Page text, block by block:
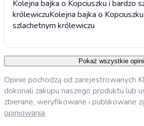
Kolejna bajka o Kopciuszku i bardzo
królewiczuKolejna bajka o
szlachetnym królewiczu
Pokaż wszystkie
Opinie pochodzą od zarejestrowanych
dokonali zakupu naszego produktu lub
zbierane, weryfikowane i publikowane
opiniowania.